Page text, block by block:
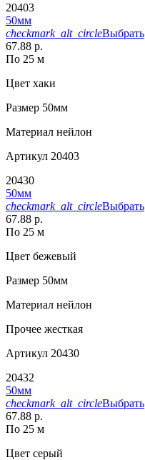
20403
50мм
checkmark_alt_circleВыбрать
67.88 р.
По 25 м
Цвет хаки
Размер 50мм
Материал нейлон
Артикул 20403
20430
50мм
checkmark_alt_circleВыбрать
67.88 р.
По 25 м
Цвет бежевый
Размер 50мм
Материал нейлон
Прочее жесткая
Артикул 20430
20432
50мм
checkmark_alt_circleВыбрать
67.88 р.
По 25 м
Цвет серый